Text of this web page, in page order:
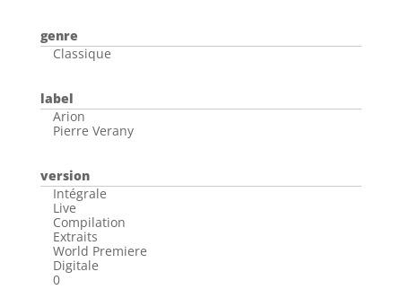
genre
Classique
label
Arion
Pierre Verany
version
Intégrale
Live
Compilation
Extraits
World Premiere
Digitale
0